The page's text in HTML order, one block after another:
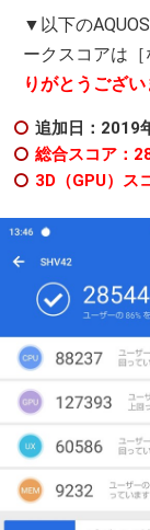
▼以下の
ークスコアは
りがとうござい
追加日：2019
総合スコア：
3D（GPU）ス